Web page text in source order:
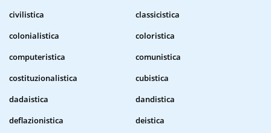
civilistica
classicistica
colonialistica
coloristica
computeristica
comunistica
costituzionalistica
cubistica
dadaistica
dandistica
deflazionistica
deistica